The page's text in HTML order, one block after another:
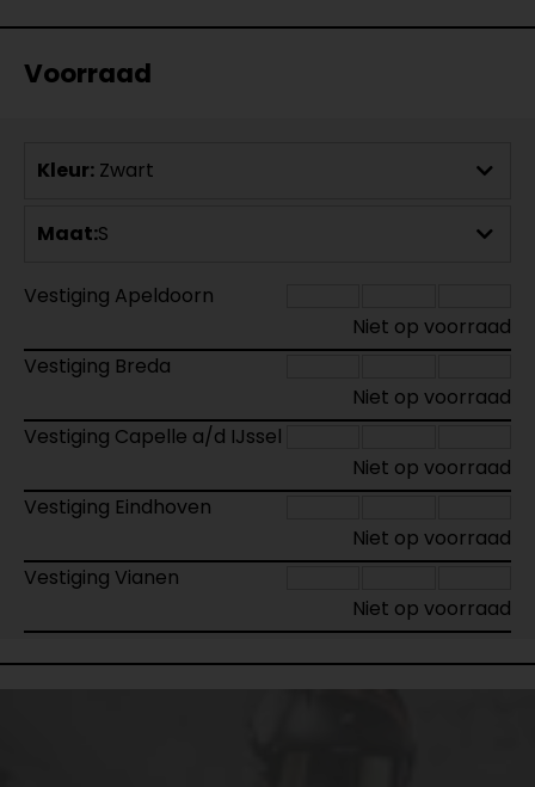
Voorraad
Kleur: Zwart
Maat:S
Vestiging Apeldoorn
Niet op voorraad
Vestiging Breda
Niet op voorraad
Vestiging Capelle a/d IJssel
Niet op voorraad
Vestiging Eindhoven
Niet op voorraad
Vestiging Vianen
Niet op voorraad